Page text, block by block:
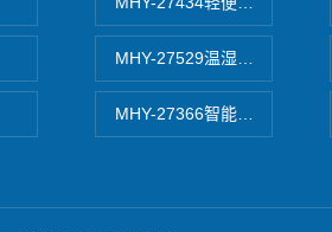
MHY-27529温湿度记录仪
MHY-27366智能数字微压计